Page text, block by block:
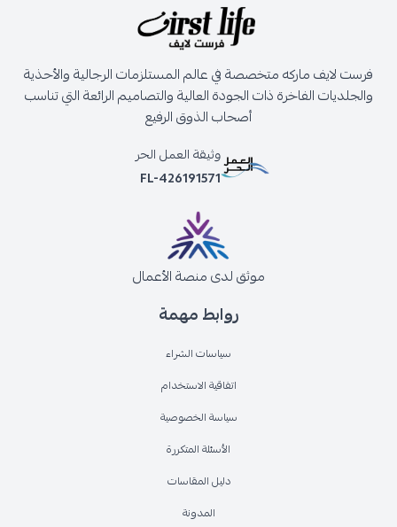
روابط مهمة
سياسات الشراء
اتفاقية الاستخدام
سياسة الخصوصية
الأسئلة المتكررة
دليل المقاسات
المدونة
فرست لايف ماركه متخصصة في عالم المستلزمات الرجالية والأحذية
والجلديات الفاخرة ذات الجودة العالية والتصاميم الرائعة التي تناسب
أصحاب الذوق الرفيع
وثيقة العمل الحر
FL-426191571
موثق لدى منصة الأعمال